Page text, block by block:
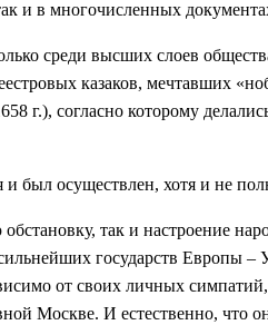
и в многочисленных
среди высших слоев
казаков, мечтавших
г.), согласно которому
был осуществлен, хотя и не
так и настроение
государств Европы –
от своих личных
Москве. И естественно, что